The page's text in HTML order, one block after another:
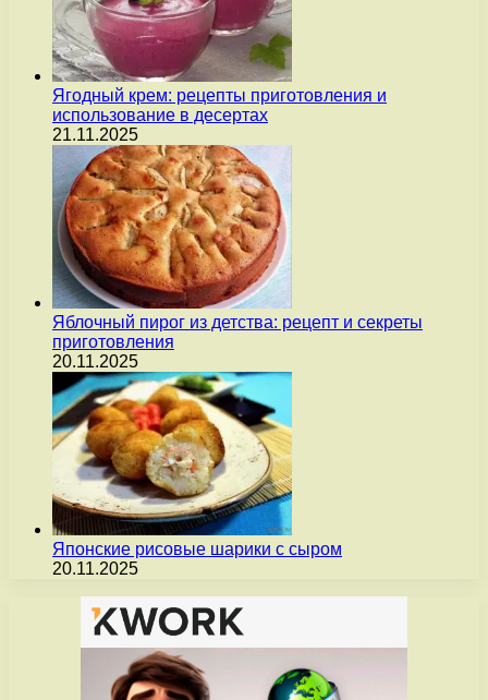
Ягодный крем: рецепты приготовления и
использование в десертах
21.11.2025
Яблочный пирог из детства: рецепт и секреты
приготовления
20.11.2025
Японские рисовые шарики с сыром
20.11.2025